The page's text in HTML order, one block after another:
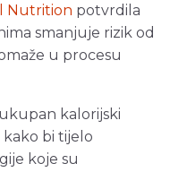
Nutrition potvrdila
smanjuje rizik od
u procesu
kalorijski
bi tijelo
koje su